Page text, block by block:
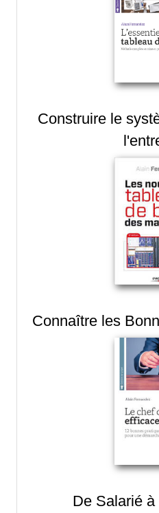
Construire le
Connaître les
De Salarié